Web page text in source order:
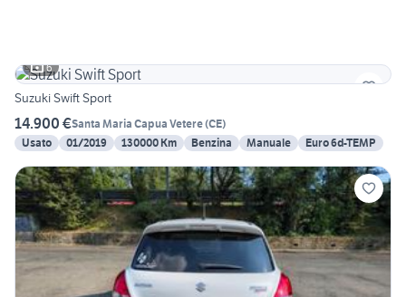
6
Suzuki Swift Sport
14.900 €Santa Maria Capua Vetere(CE)
Usato
01/2019 130000 Km Benzina Manuale Euro 6d-TEMP